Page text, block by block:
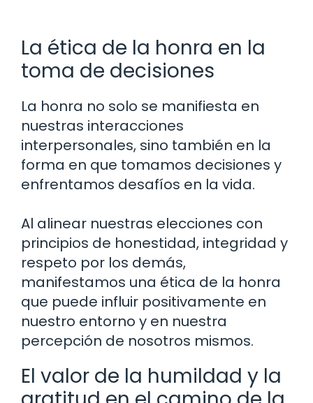
La ética de la honra en la
toma de decisiones
La honra no solo se manifiesta en
nuestras interacciones
interpersonales, sino también en la
forma en que tomamos decisiones y
enfrentamos desafíos en la vida.
Al alinear nuestras elecciones con
principios de honestidad, integridad y
respeto por los demás,
manifestamos una ética de la honra
que puede influir positivamente en
nuestro entorno y en nuestra
percepción de nosotros mismos.
El valor de la humildad y la